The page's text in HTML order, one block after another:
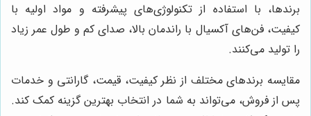
برندها، با استفاده از تکنولوژی‌های پیشرفته و مواد اولیه با
کیفیت، فن‌های آکسیال با راندمان بالا، صدای کم و طول عمر زیاد
را تولید می‌کنند.
مقایسه برندهای مختلف از نظر کیفیت، قیمت، گارانتی و خدمات
پس از فروش، می‌تواند به شما در انتخاب بهترین گزینه کمک کند.